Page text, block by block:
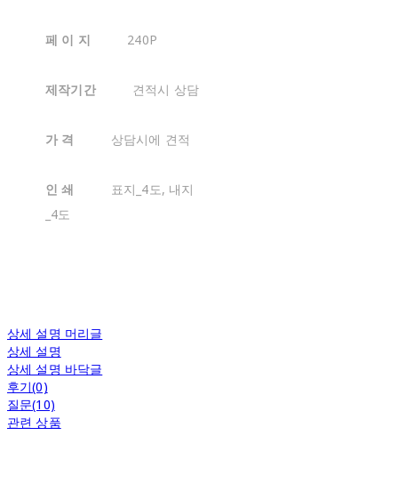
페 이 지 240P
제작기간 견적시 상담
가 격 상담시에 견적
인 쇄
표지_4도, 내지
_4도
상세 설명 머리글
상세 설명
상세 설명 바닥글
후기(0)
질문(10)
관련 상품